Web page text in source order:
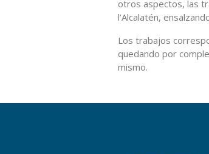
otros aspectos, las
l’Alcalatén,
Los trabajos
quedando por
mismo.